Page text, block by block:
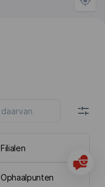
Filialen
Ophaalpunten